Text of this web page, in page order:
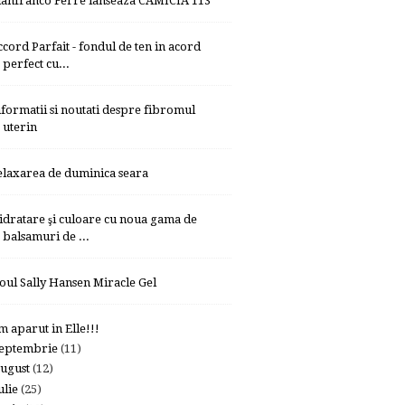
Parfait - fondul de ten in acord
perfect cu...
si noutati despre fibromul
uterin
de duminica seara
şi culoare cu noua gama de
balsamuri de ...
Sally Hansen Miracle Gel
aparut in Elle!!!
(11)
(12)
(25)